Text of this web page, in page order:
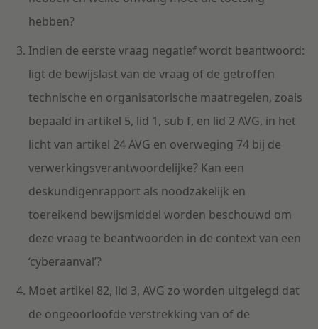
hebben?
Indien de eerste vraag negatief wordt beantwoord:
ligt de bewijslast van de vraag of de getroffen
technische en organisatorische maatregelen, zoals
bepaald in artikel 5, lid 1, sub f, en lid 2 AVG, in het
licht van artikel 24 AVG en overweging 74 bij de
verwerkingsverantwoordelijke? Kan een
deskundigenrapport als noodzakelijk en
toereikend bewijsmiddel worden beschouwd om
deze vraag te beantwoorden in de context van een
‘cyberaanval’?
Moet artikel 82, lid 3, AVG zo worden uitgelegd dat
de ongeoorloofde verstrekking van of de